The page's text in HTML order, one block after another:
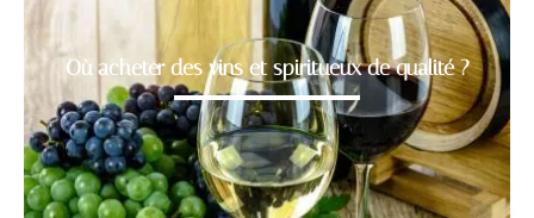
Où acheter des vins et spiritueux de qualité ?